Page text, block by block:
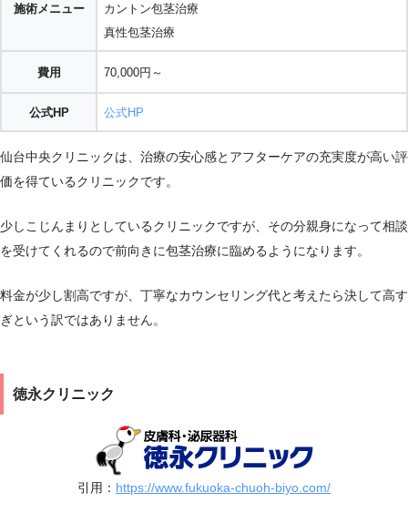
施術メニュー
カントン包茎治療
真性包茎治療
費用 70,000円～
公式HP 公式HP
仙台中央クリニックは、治療の安心感とアフターケアの充実度が高い評
価を得ているクリニックです。
少しこじんまりとしているクリニックですが、その分親身になって相談
を受けてくれるので前向きに包茎治療に臨めるようになります。
料金が少し割高ですが、丁寧なカウンセリング代と考えたら決して高す
ぎという訳ではありません。
徳永クリニック
引用： https://www.fukuoka-chuoh-biyo.com/